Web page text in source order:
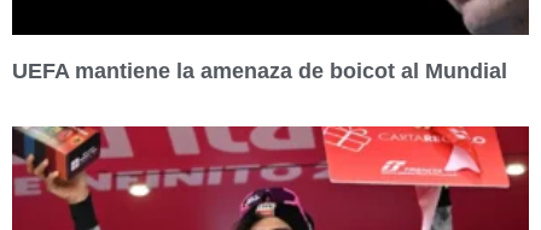
UEFA mantiene la amenaza de boicot al Mundial